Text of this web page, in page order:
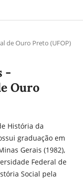
de Ouro Preto (UFOP)
-
Ouro
História da
graduação em
Gerais (1982),
Federal de
Social pela